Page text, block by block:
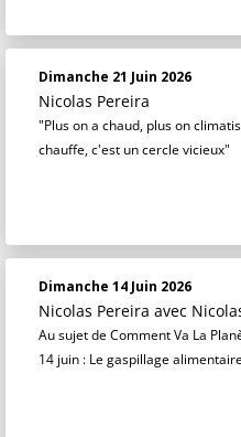
Dimanche 21 Juin 2026
Nicolas Pereira
"Plus on a chaud, plus on
chauffe, c'est un cercle vicieux"
Dimanche 14 Juin 2026
Nicolas Pereira avec
Au sujet de Comment Va La
14 juin : Le gaspillage